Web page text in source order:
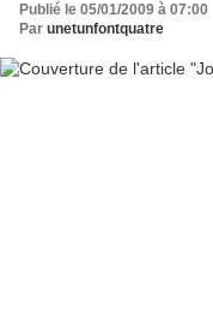
Publié le 05/01/2009 à 07:00
Par unetunfontquatre